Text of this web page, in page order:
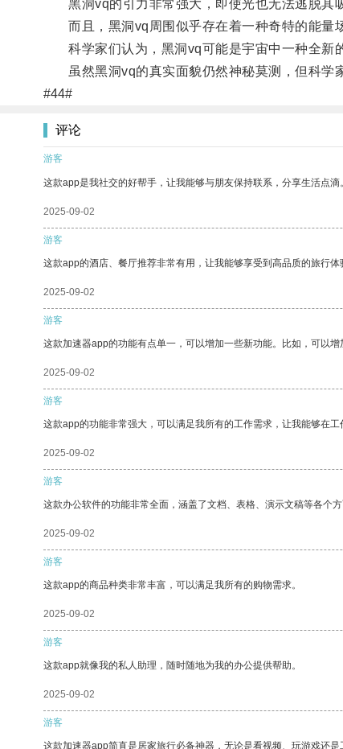
黑洞vq的引力非常强大，即使光也无法逃脱其吸
而且，黑洞vq周围似乎存在着一种奇特的能量
科学家们认为，黑洞vq可能是宇宙中一种全新
虽然黑洞vq的真实面貌仍然神秘莫测，但科学
#44#
评论
游客
这款app是我社交的好帮手，让我能够与朋友保持联系，分享生活点滴。
2025-09-02
游客
这款app的酒店、餐厅推荐非常有用，让我能够享受到高品质的旅行体
2025-09-02
游客
这款加速器app的功能有点单一，可以增加一些新功能。比如，可以
2025-09-02
游客
这款app的功能非常强大，可以满足我所有的工作需求，让我能够在工
2025-09-02
游客
这款办公软件的功能非常全面，涵盖了文档、表格、演示文稿等各个
2025-09-02
游客
这款app的商品种类非常丰富，可以满足我所有的购物需求。
2025-09-02
游客
这款app就像我的私人助理，随时随地为我的办公提供帮助。
2025-09-02
游客
这款加速器app简直是居家旅行必备神器，无论是看视频、玩游戏还